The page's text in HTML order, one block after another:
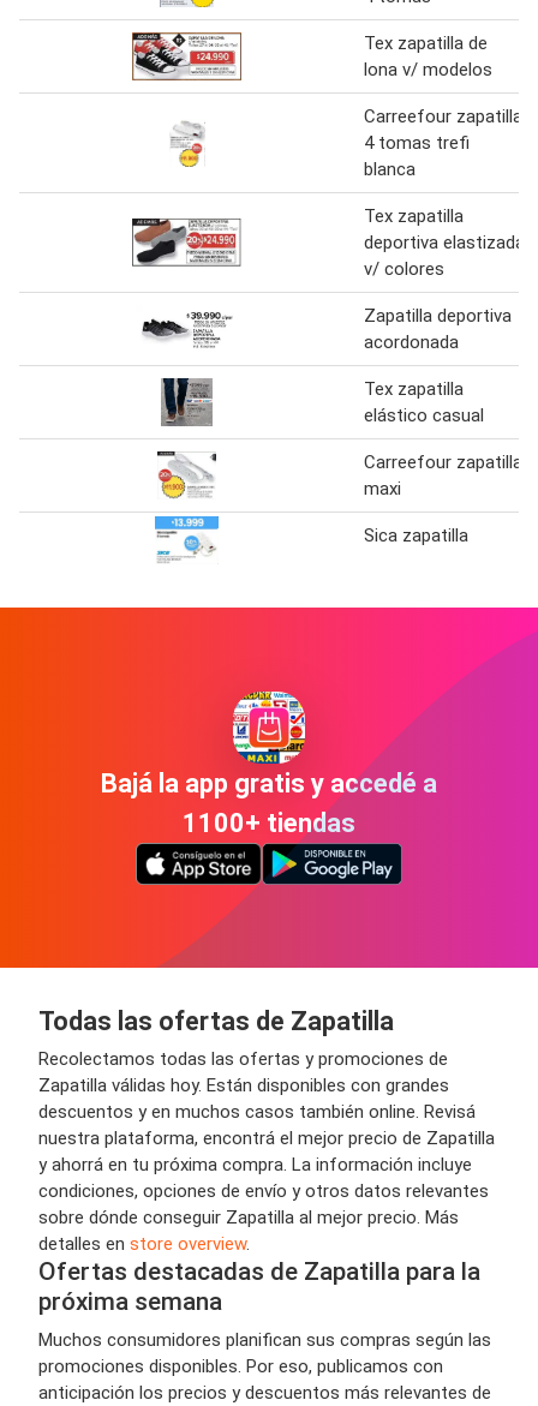
Tex zapatilla de
lona v/ modelos
Carreefour zapatilla
4 tomas trefi
blanca
Tex zapatilla
deportiva elastizada
v/ colores
Zapatilla deportiva
acordonada
Tex zapatilla
elástico casual
Carreefour zapatilla
maxi
Sica zapatilla
Bajá la app gratis y accedé a
1100+ tiendas
Todas las ofertas de Zapatilla
Recolectamos todas las ofertas y promociones de
Zapatilla válidas hoy. Están disponibles con grandes
descuentos y en muchos casos también online. Revisá
nuestra plataforma, encontrá el mejor precio de Zapatilla
y ahorrá en tu próxima compra. La información incluye
condiciones, opciones de envío y otros datos relevantes
sobre dónde conseguir Zapatilla al mejor precio. Más
detalles en store overview.
Ofertas destacadas de Zapatilla para la
próxima semana
Muchos consumidores planifican sus compras según las
promociones disponibles. Por eso, publicamos con
anticipación los precios y descuentos más relevantes de